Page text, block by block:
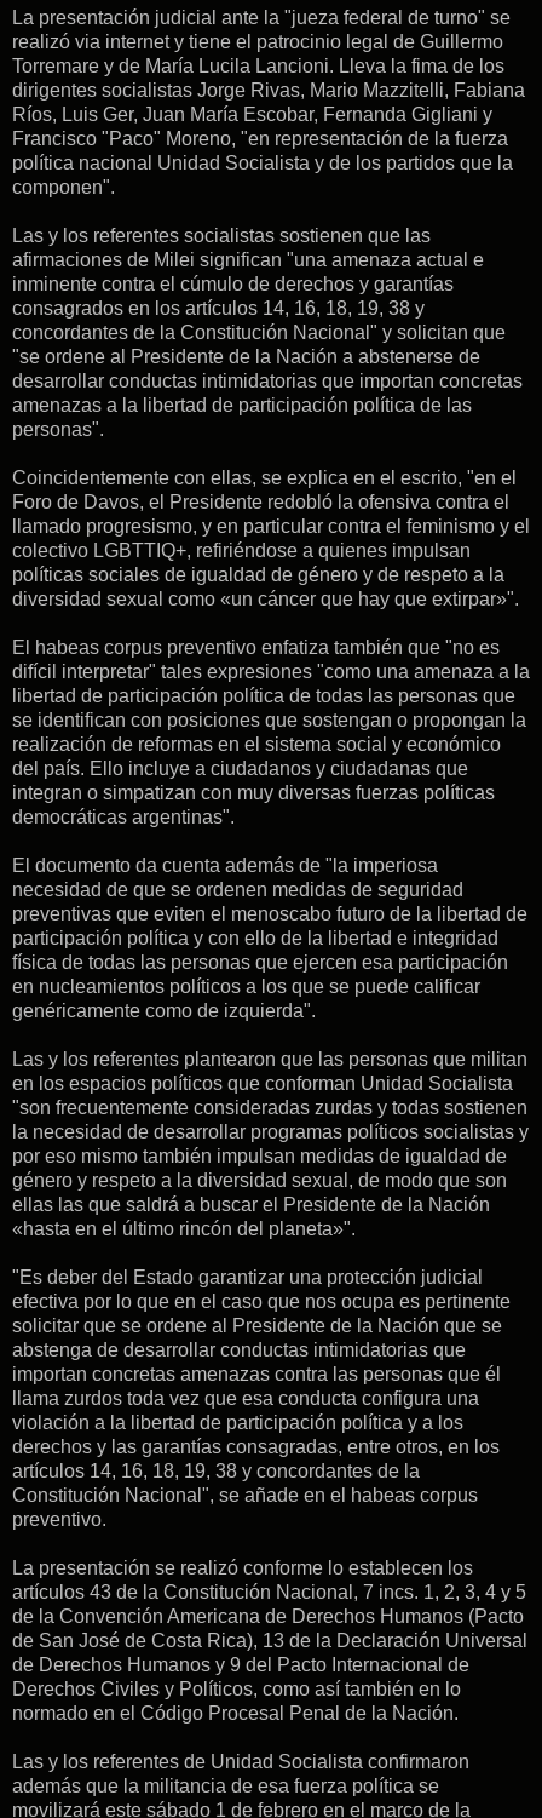
La presentación judicial ante la "jueza federal de turno" se
realizó via internet y tiene el patrocinio legal de Guillermo
Torremare y de María Lucila Lancioni. Lleva la fima de los
dirigentes socialistas Jorge Rivas, Mario Mazzitelli, Fabiana
Ríos, Luis Ger, Juan María Escobar, Fernanda Gigliani y
Francisco "Paco" Moreno, "en representación de la fuerza
política nacional Unidad Socialista y de los partidos que la
componen".
Las y los referentes socialistas sostienen que las
afirmaciones de Milei significan "una amenaza actual e
inminente contra el cúmulo de derechos y garantías
consagrados en los artículos 14, 16, 18, 19, 38 y
concordantes de la Constitución Nacional" y solicitan que
"se ordene al Presidente de la Nación a abstenerse de
desarrollar conductas intimidatorias que importan concretas
amenazas a la libertad de participación política de las
personas".
Coincidentemente con ellas, se explica en el escrito, "en el
Foro de Davos, el Presidente redobló la ofensiva contra el
llamado progresismo, y en particular contra el feminismo y el
colectivo LGBTTIQ+, refiriéndose a quienes impulsan
políticas sociales de igualdad de género y de respeto a la
diversidad sexual como «un cáncer que hay que extirpar»".
El habeas corpus preventivo enfatiza también que "no es
difícil interpretar" tales expresiones "como una amenaza a la
libertad de participación política de todas las personas que
se identifican con posiciones que sostengan o propongan la
realización de reformas en el sistema social y económico
del país. Ello incluye a ciudadanos y ciudadanas que
integran o simpatizan con muy diversas fuerzas políticas
democráticas argentinas".
El documento da cuenta además de "la imperiosa
necesidad de que se ordenen medidas de seguridad
preventivas que eviten el menoscabo futuro de la libertad de
participación política y con ello de la libertad e integridad
física de todas las personas que ejercen esa participación
en nucleamientos políticos a los que se puede calificar
genéricamente como de izquierda".
Las y los referentes plantearon que las personas que militan
en los espacios políticos que conforman Unidad Socialista
"son frecuentemente consideradas zurdas y todas sostienen
la necesidad de desarrollar programas políticos socialistas y
por eso mismo también impulsan medidas de igualdad de
género y respeto a la diversidad sexual, de modo que son
ellas las que saldrá a buscar el Presidente de la Nación
«hasta en el último rincón del planeta»".
"Es deber del Estado garantizar una protección judicial
efectiva por lo que en el caso que nos ocupa es pertinente
solicitar que se ordene al Presidente de la Nación que se
abstenga de desarrollar conductas intimidatorias que
importan concretas amenazas contra las personas que él
llama zurdos toda vez que esa conducta configura una
violación a la libertad de participación política y a los
derechos y las garantías consagradas, entre otros, en los
artículos 14, 16, 18, 19, 38 y concordantes de la
Constitución Nacional", se añade en el habeas corpus
preventivo.
La presentación se realizó conforme lo establecen los
artículos 43 de la Constitución Nacional, 7 incs. 1, 2, 3, 4 y 5
de la Convención Americana de Derechos Humanos (Pacto
de San José de Costa Rica), 13 de la Declaración Universal
de Derechos Humanos y 9 del Pacto Internacional de
Derechos Civiles y Políticos, como así también en lo
normado en el Código Procesal Penal de la Nación.
Las y los referentes de Unidad Socialista confirmaron
además que la militancia de esa fuerza política se
movilizará este sábado 1 de febrero en el marco de la